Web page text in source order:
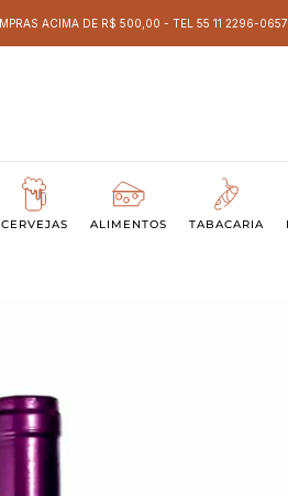
ACIMA DE R$ 500,00 - TEL 55 11 2296-
CERVEJAS ALIMENTOS TABACARIA